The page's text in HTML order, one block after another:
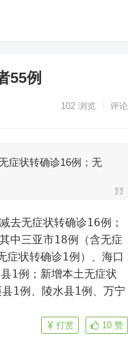
55例
102 浏览 评论
症状转确诊16例；无
中三亚市18例（含无症
症状转确诊1例）、海口
1例；新增本土无症状
1例、陵水县1例、万宁
10 赞
打赏